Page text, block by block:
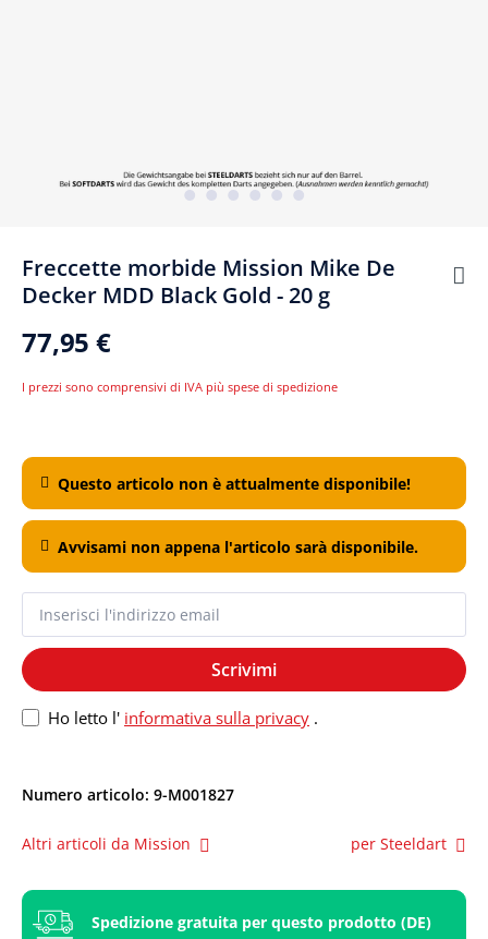
Freccette morbide Mission Mike De
Decker MDD Black Gold - 20 g
77,95 €
I prezzi sono comprensivi di IVA più spese di spedizione
Questo articolo non è attualmente disponibile!
Avvisami non appena l'articolo sarà disponibile.
Scrivimi
Ho letto l' informativa sulla privacy .
Numero articolo: 9-M001827
Altri articoli da Mission per Steeldart
Spedizione gratuita per questo prodotto (DE)